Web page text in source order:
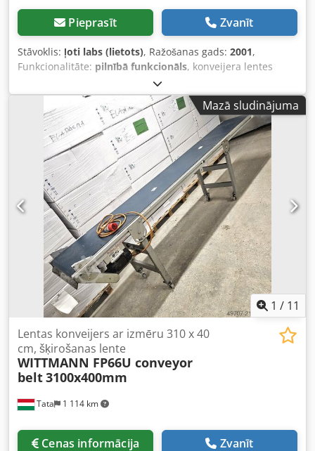
Pieprasīt Zvanīt
Stāvoklis: ļoti labs (lietots), Ražošanas gads: 2001,
Funkcionalitāte: pilnībā funkcionāls, konveijera lentes
, konveijera lentes platums:
Tips: ZN 3000/400 Garums: 300 cm Crjdpsyh Uhnefx Acbof
Platums: 40 cm
Mazā sludinājuma
1 / 11
Tata 1 114 km
Lentas konveijers ar izmēru 310 x 40
cm, šķirošanas lente
WITTMANN FP66U conveyor
belt3100x400mm
Cenas informācija Zvanīt